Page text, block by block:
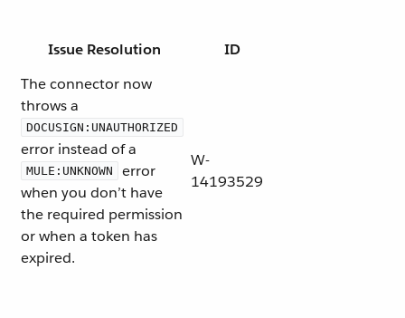
Issue Resolution
ID
The connector now
throws a
DOCUSIGN:UNAUTHORIZED
error instead of a
MULE:UNKNOWN
error
when you don’t have
the required permission
or when a token has
expired.
W-
14193529